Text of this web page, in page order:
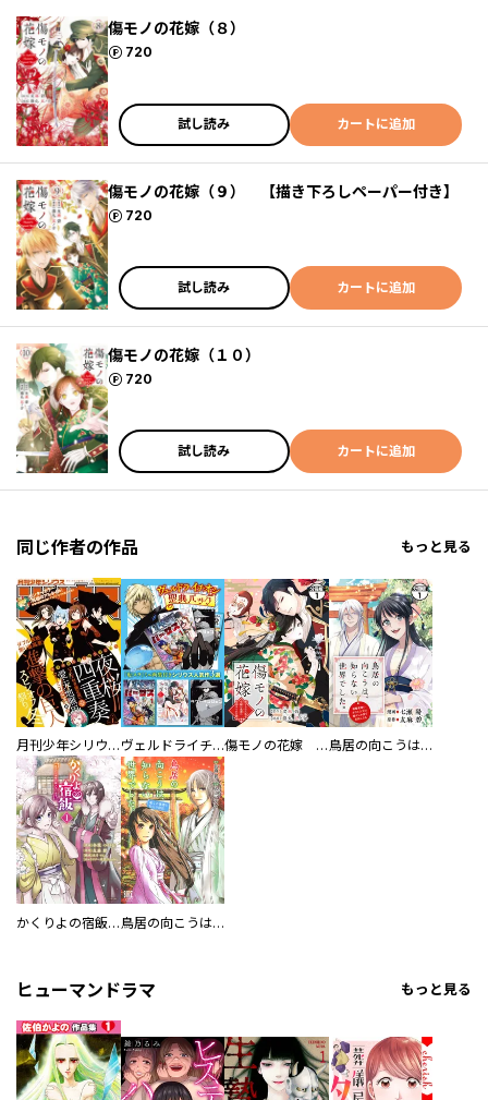
傷モノの花嫁（８）
720
ポイント
試し読み カートに追加
傷モノの花嫁（９） 【描き下ろしペーパー付き】
720
ポイント
試し読み カートに追加
傷モノの花嫁（１０）
720
ポイント
試し読み カートに追加
同じ作者の作品 もっと見る
月刊少年シリウス ヴェルドライチオシ聖典パック 『転スラ』ミニ画集付き シリウス人気作３選 傷モノの花嫁 分冊版 鳥居の向こうは、知らない世界でした。～邪魔者扱いされた少女は癒やしの国で薬師になる～ 分冊版
かくりよの宿飯 あやかしお宿に嫁入りします。 鳥居の向こうは、知らない世界でした。
ヒューマンドラマ もっと見る